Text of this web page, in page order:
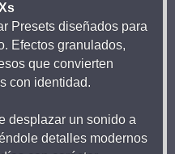
Presets diseñados para
Efectos granulados,
que convierten
con identidad.
desplazar un sonido a
detalles modernos